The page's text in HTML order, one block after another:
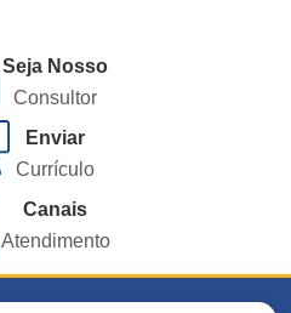
Seja Nosso
Consultor
Enviar
Currículo
Canais
Atendimento